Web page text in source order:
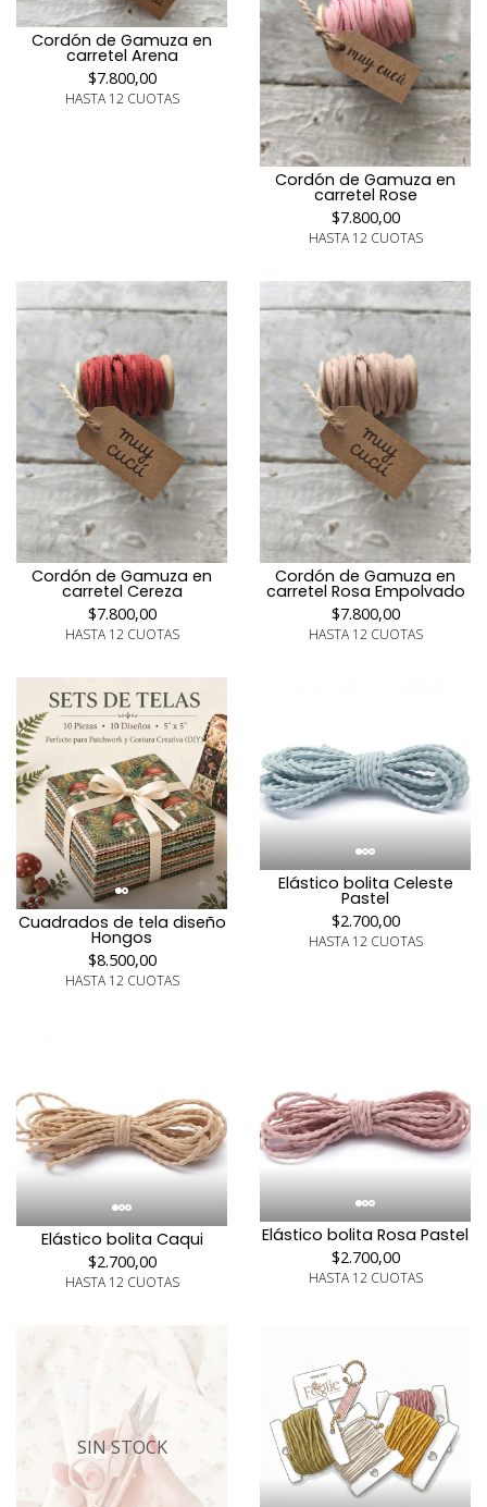
Cordón de Gamuza en
carretel Arena
$7.800,00
HASTA 12 CUOTAS
Cordón de Gamuza en
carretel Rose
$7.800,00
HASTA 12 CUOTAS
Cordón de Gamuza en
carretel Cereza
$7.800,00
HASTA 12 CUOTAS
Cordón de Gamuza en
carretel Rosa Empolvado
$7.800,00
HASTA 12 CUOTAS
Cuadrados de tela diseño
Hongos
$8.500,00
HASTA 12 CUOTAS
Elástico bolita Celeste
Pastel
$2.700,00
HASTA 12 CUOTAS
Elástico bolita Caqui
$2.700,00
HASTA 12 CUOTAS
Elástico bolita Rosa Pastel
$2.700,00
HASTA 12 CUOTAS
SIN STOCK